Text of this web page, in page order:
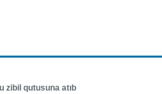
zibil qutusuna atıb